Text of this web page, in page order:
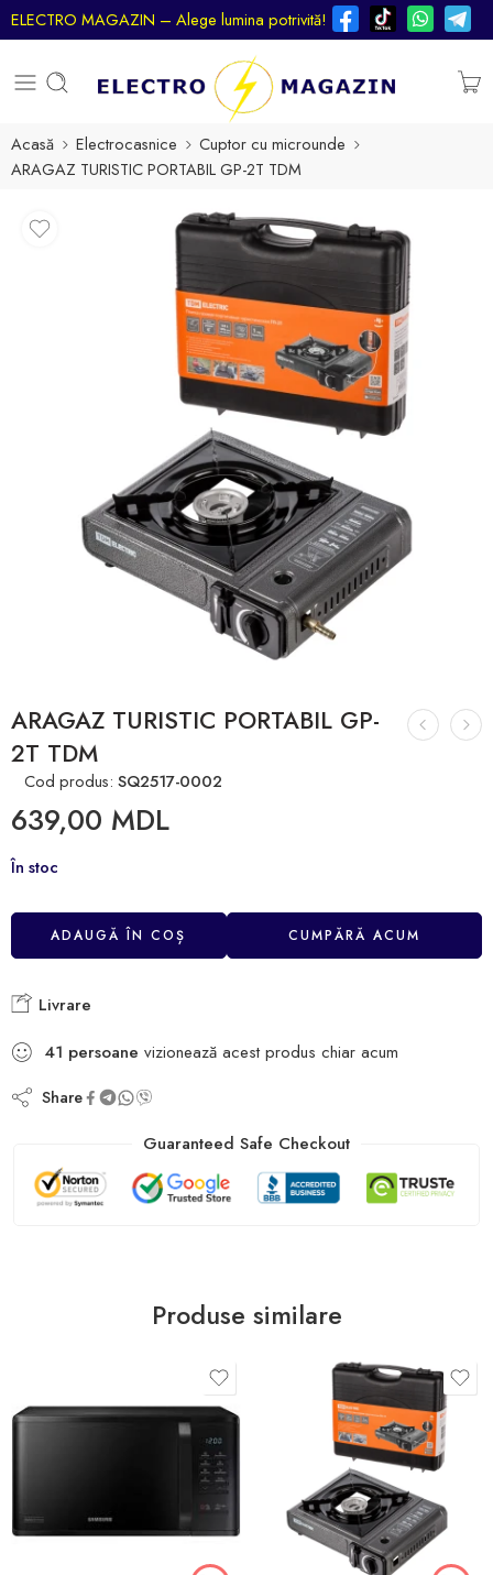
ELECTRO MAGAZIN – Alege lumina potrivită!
Acasă Electrocasnice
Cuptor cu microunde
ARAGAZ TURISTIC PORTABIL GP-2T TDM
ARAGAZ TURISTIC PORTABIL GP-
2T TDM
Cod produs: SQ2517-0002
639,00 MDL
În stoc
ADAUGĂ ÎN COȘ CUMPĂRĂ ACUM
Livrare
41 persoane vizionează acest produs chiar acum
Share
Guaranteed Safe Checkout
Produse similare